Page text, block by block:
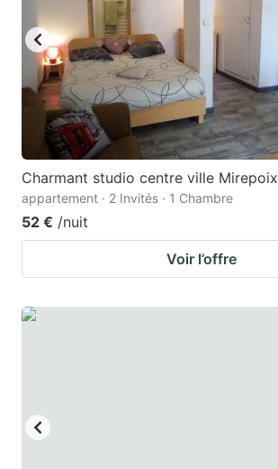
Charmant studio centre ville Mirepoix
appartement · 2 Invités · 1 Chambre
52 € /nuit
Voir l’offre